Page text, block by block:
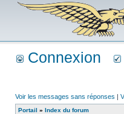
Connexion
Voir les messages sans réponses |
Portail » Index du forum